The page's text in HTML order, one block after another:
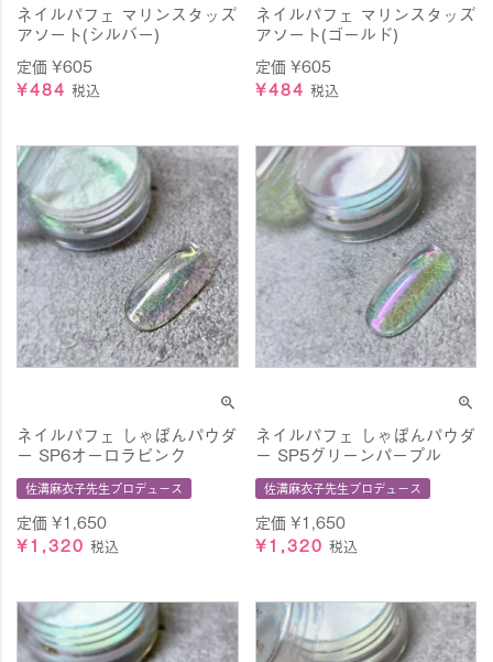
ネイルパフェ マリンスタッズ
アソート(シルバー)
定価¥605
¥484 税込
ネイルパフェ マリンスタッズ
アソート(ゴールド)
定価 ¥605
¥484 税込
ネイルパフェ しゃぼんパウダ
ー SP6オーロラピンク
佐溝麻衣子先生プロデュース
定価¥1,650
¥1,320 税込
ネイルパフェ しゃぼんパウダ
ー SP5グリーンパープル
佐溝麻衣子先生プロデュース
定価 ¥1,650
¥1,320 税込